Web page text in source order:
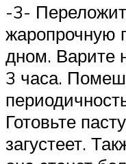
-3-
жаропрочную
дном. Варите
3 часа.
Готовьте
загустеет.